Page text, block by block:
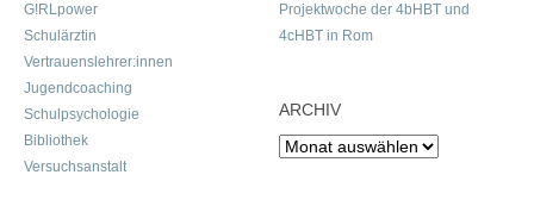
G!RLpower
Schulärztin
Vertrauenslehrer:innen
Jugendcoaching
Schulpsychologie
Bibliothek
Versuchsanstalt
Projektwoche der 4bHBT und
4cHBT in Rom
ARCHIV
Archiv